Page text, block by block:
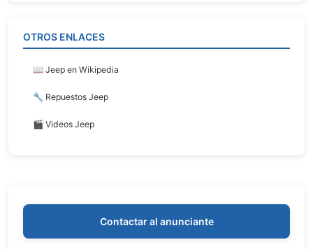
OTROS ENLACES
📖 Jeep en Wikipedia
🔧 Repuestos Jeep
🎬 Videos Jeep
Contactar al anunciante